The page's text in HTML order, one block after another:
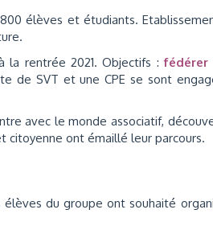
élèves et étudiants.
la rentrée 2021. Objectifs :fédérer
de SVT et une CPE se sont
avec le monde associatif,
ont émaillé leur parcours.
du groupe ont souhaité